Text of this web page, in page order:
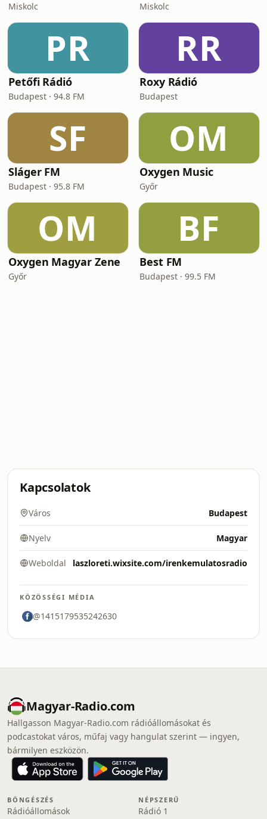
Miskolc Miskolc
PR
Petőfi Rádió
Budapest · 94.8 FM
RR
Roxy Rádió
Budapest
SF
Sláger FM
Budapest · 95.8 FM
OM
Oxygen Music
Győr
OM
Oxygen Magyar Zene
Győr
BF
Best FM
Budapest · 99.5 FM
Kapcsolatok
Város Budapest
Nyelv Magyar
Weboldal laszloreti.wixsite.com/irenkemulatosradio
KÖZÖSSÉGI MÉDIA
@1415179535242630
Magyar-Radio.com
Hallgasson Magyar-Radio.com rádióállomásokat és
podcastokat város, műfaj vagy hangulat szerint — ingyen,
bármilyen eszközön.
BÖNGÉSZÉS
Rádióállomások
NÉPSZERŰ
Rádió 1